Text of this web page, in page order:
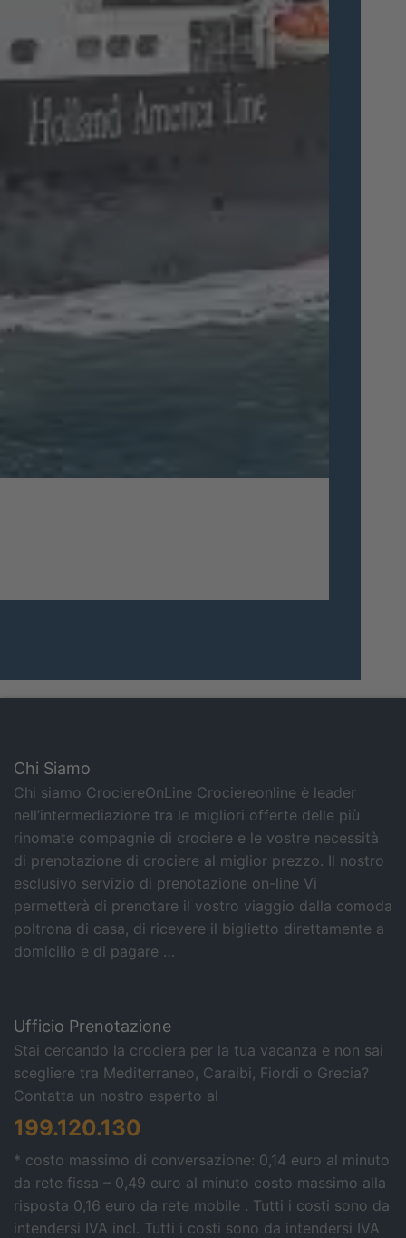
Chi Siamo
Chi siamo CrociereOnLine Crociereonline è leader
nell’intermediazione tra le migliori offerte delle più
rinomate compagnie di crociere e le vostre necessità
di prenotazione di crociere al miglior prezzo. Il nostro
esclusivo servizio di prenotazione on-line Vi
permetterà di prenotare il vostro viaggio dalla comoda
poltrona di casa, di ricevere il biglietto direttamente a
domicilio e di pagare …
Ufficio Prenotazione
Stai cercando la crociera per la tua vacanza e non sai
scegliere tra Mediterraneo, Caraibi, Fiordi o Grecia?
Contatta un nostro esperto al
199.120.130
* costo massimo di conversazione: 0,14 euro al minuto
da rete fissa – 0,49 euro al minuto costo massimo alla
risposta 0,16 euro da rete mobile . Tutti i costi sono da
intendersi IVA incl. Tutti i costi sono da intendersi IVA